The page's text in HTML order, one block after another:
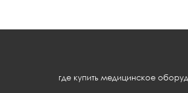
где купить медицинское